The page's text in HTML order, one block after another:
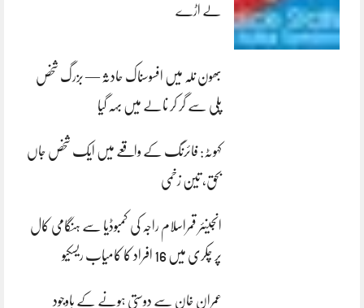
لے اڑے
بھون نلہ میں افسوسناک حادثہ — بزرگ شخص
پلی سے گر کر نالے میں بہہ گیا
کہوٹہ: فائرنگ کے واقعے میں ایک شخص جاں
بحق، تین زخمی
انجینئر قمراسلام راجہ کی کمبوڈیا سے ہنگامی کال
پر چکری میں 16 افراد کا کامیاب ریسکیو
عمران خان سے دوستی ہونے کے باوجود